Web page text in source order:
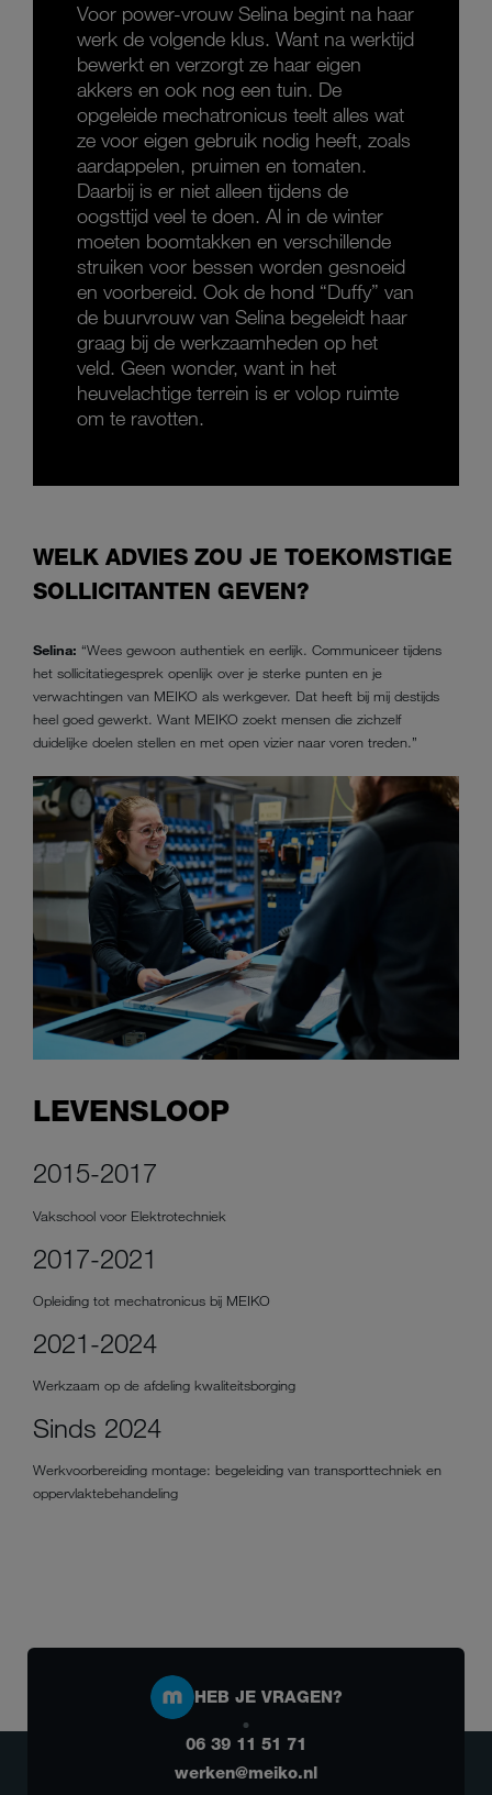
Voor power-vrouw Selina begint na haar
werk de volgende klus. Want na werktijd
bewerkt en verzorgt ze haar eigen
akkers en ook nog een tuin. De
opgeleide mechatronicus teelt alles wat
ze voor eigen gebruik nodig heeft, zoals
aardappelen, pruimen en tomaten.
Daarbij is er niet alleen tijdens de
oogsttijd veel te doen. Al in de winter
moeten boomtakken en verschillende
struiken voor bessen worden gesnoeid
en voorbereid. Ook de hond “Duffy” van
de buurvrouw van Selina begeleidt haar
graag bij de werkzaamheden op het
veld. Geen wonder, want in het
heuvelachtige terrein is er volop ruimte
om te ravotten.
WELK ADVIES ZOU JE TOEKOMSTIGE
SOLLICITANTEN GEVEN?
Selina: “Wees gewoon authentiek en eerlijk. Communiceer tijdens
het sollicitatiegesprek openlijk over je sterke punten en je
verwachtingen van MEIKO als werkgever. Dat heeft bij mij destijds
heel goed gewerkt. Want MEIKO zoekt mensen die zichzelf
duidelijke doelen stellen en met open vizier naar voren treden.”
LEVENSLOOP
2015-2017
Vakschool voor Elektrotechniek
2017-2021
Opleiding tot mechatronicus bij MEIKO
2021-2024
Werkzaam op de afdeling kwaliteitsborging
Sinds 2024
Werkvoorbereiding montage: begeleiding van transporttechniek en
oppervlaktebehandeling
HEB JE VRAGEN?
06 39 11 51 71
werken@meiko.nl